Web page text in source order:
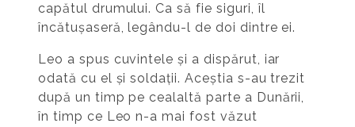
capătul drumului. Ca să fie siguri, îl
încătușaseră, legându-l de doi dintre ei.
Leo a spus cuvintele și a dispărut, iar
odată cu el și soldații. Aceștia s-au trezit
după un timp pe cealaltă parte a Dunării,
în timp ce Leo n-a mai fost văzut